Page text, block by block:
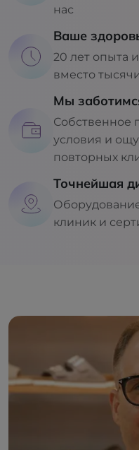
нас
Ваше
20 лет опыта
вместо
Мы
Собственное
условия и
повторных
Точнейшая
клиник и